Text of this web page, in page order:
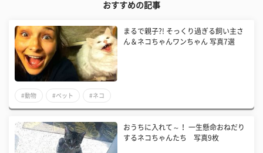
おすすめの記事
まるで親子?! そっくり過ぎる飼い主さ
ん＆ネコちゃんワンちゃん 写真7選
#動物 #ペット #ネコ
おうちに入れて～！ 一生懸命おねだり
するネコちゃんたち 写真9枚